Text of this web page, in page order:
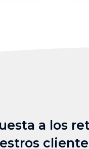
a los